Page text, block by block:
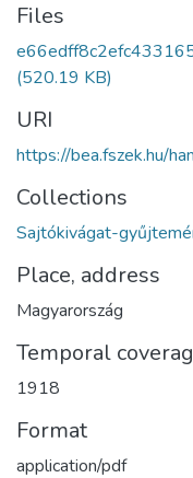
Files
(520.19 KB)
URI
https://bea.fszek.hu/
Collections
Sajtókivágat-
Place, address
Magyarország
Temporal
1918
Format
application/pdf